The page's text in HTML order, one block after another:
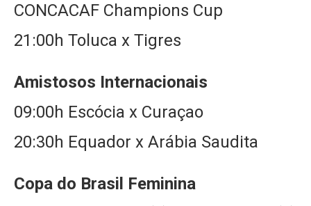
CONCACAF Champions Cup
21:00h Toluca x Tigres
Amistosos Internacionais
09:00h Escócia x Curaçao
20:30h Equador x Arábia Saudita
Copa do Brasil Feminina